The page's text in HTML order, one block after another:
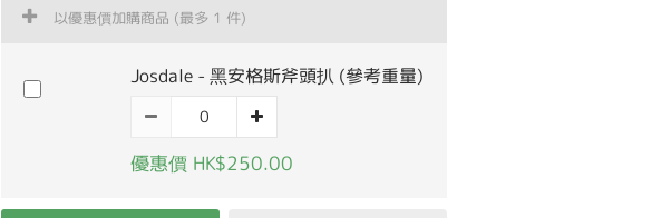
以優惠價加購商品 (最多 1 件)
Josdale - 黑安格斯斧頭扒 (參考重量)
優惠價 HK$250.00